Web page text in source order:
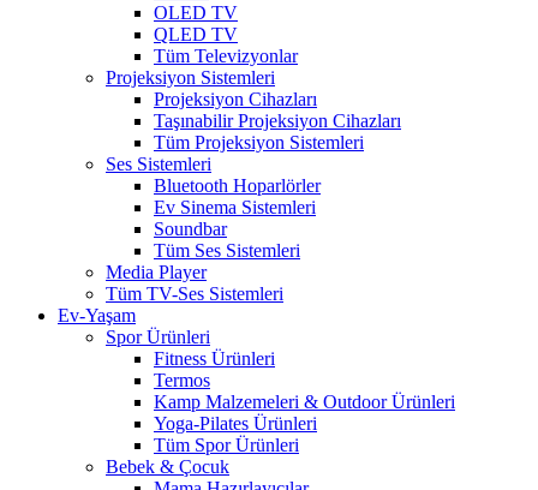
OLED TV
QLED TV
Tüm Televizyonlar
Projeksiyon Sistemleri
Projeksiyon Cihazları
Taşınabilir Projeksiyon Cihazları
Tüm Projeksiyon Sistemleri
Ses Sistemleri
Bluetooth Hoparlörler
Ev Sinema Sistemleri
Soundbar
Tüm Ses Sistemleri
Media Player
Tüm TV-Ses Sistemleri
Ev-Yaşam
Spor Ürünleri
Fitness Ürünleri
Termos
Kamp Malzemeleri & Outdoor Ürünleri
Yoga-Pilates Ürünleri
Tüm Spor Ürünleri
Bebek & Çocuk